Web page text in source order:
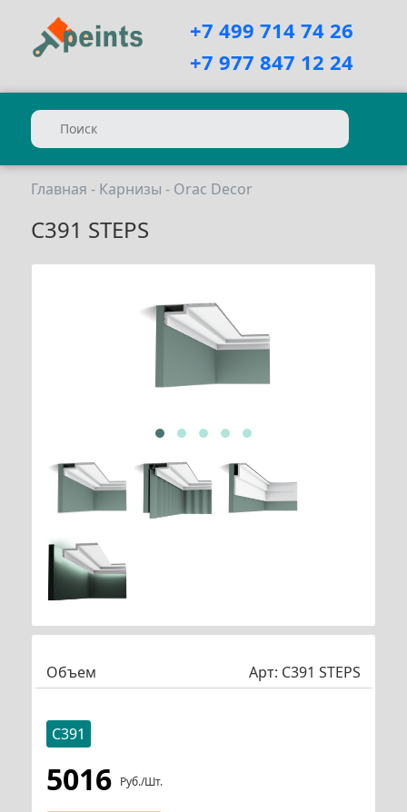
+7 499 714 74 26
+7 977 847 12 24
Главная - Карнизы - Orac Decor
C391 STEPS
Объем Арт: C391 STEPS
C391
5016 Руб./шт.